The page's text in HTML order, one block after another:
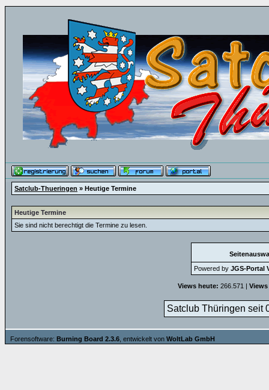
Satclub-Thueringen » Heutige Termine
Heutige Termine
Sie sind nicht berechtigt die Termine zu lesen.
Powered by JGS-Portal
Views heute: 266.571 |
Satclub Thüringen seit
Forensoftware: Burning Board 2.3.6 , entwickelt von WoltLab GmbH